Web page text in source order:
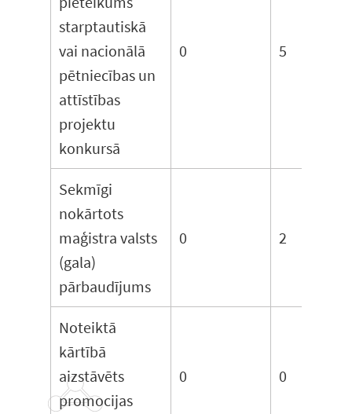
starptautiskā
vai nacionālā
pētniecības un
attīstības
projektu
konkursā
0 5
Sekmīgi
nokārtots
maģistra valsts
(gala)
pārbaudījums
0 2
Noteiktā
kārtībā
aizstāvēts
promocijas
0 0